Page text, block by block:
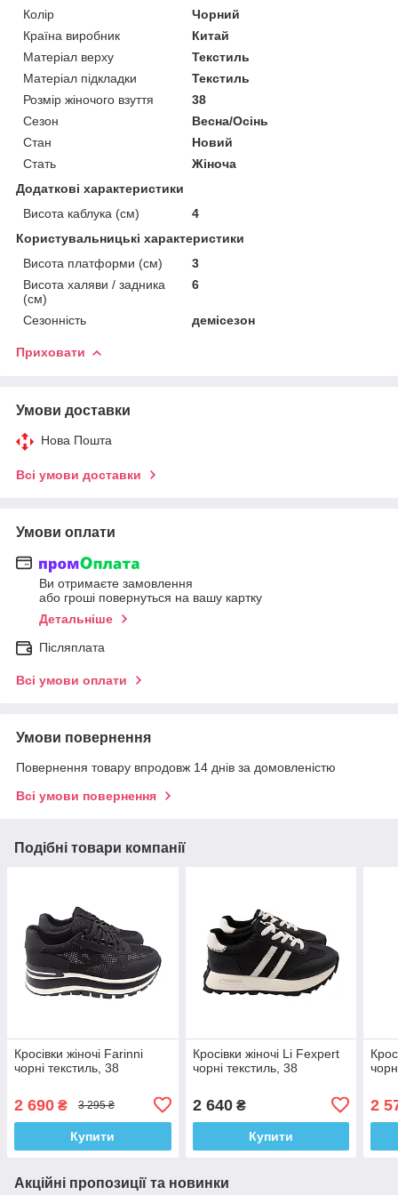
Колір
Чорний
Країна виробник
Китай
Матеріал верху
Текстиль
Матеріал підкладки
Текстиль
Розмір жіночого взуття
38
Сезон
Весна/Осінь
Стан
Новий
Стать
Жіноча
Додаткові характеристики
Висота каблука (см)
4
Користувальницькі характеристики
Висота платформи (см)
3
Висота халяви / задника
(см)
6
Сезонність демісезон
Приховати
Умови доставки
Нова Пошта
Всі умови доставки
Умови оплати
Ви отримаєте замовлення
або гроші повернуться на вашу картку
Детальніше
Післяплата
Всі умови оплати
Умови повернення
Повернення товару впродовж 14 днів за домовленістю
Всі умови повернення
Подібні товари компанії
Кросівки жіночі Farinni
чорні текстиль, 38
2 690 ₴ 3 295 ₴
Купити
Кросівки жіночі Li Fexpert
чорні текстиль, 38
2 640₴
Купити
2
Акційні пропозиції та новинки